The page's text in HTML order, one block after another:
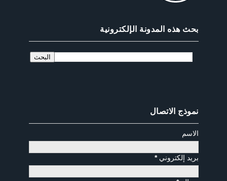
بحث هذه المدونة الإلكترونية
نموذج الاتصال
الاسم
بريد إلكتروني*